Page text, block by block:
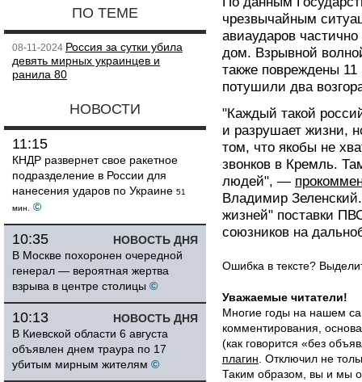
ПО ТЕМЕ
08-11-2024 Россия за сутки убила
девять мирных украинцев и
ранила 80
НОВОСТИ
11:15
КНДР развернет свое ракетное
подразделение в России для
нанесения ударов по Украине 51
мин.
©
НОВОСТЬ ДНЯ
10:35
В Москве похоронен очередной
генерал — вероятная жертва
взрыва в центре столицы ©
НОВОСТЬ ДНЯ
10:13
В Киевской области 6 августа
объявлен днем траура по 17
убитым мирным жителям ©
чрезвычайным
авиаударов частично
дом. Взрывной
также повреждены
потушили два
"Каждый такой
и разрушает жизни,
том, что якобы не
звонков в Кремль.
людей", —
Владимир
жизней" поставки
союзников на
Ошибка в тексте?
Уважаемые читатели!
Многие годы на нашем
комментирования,
(как говорится «без
плагин . Отключил не
Таким образом, вы и мы